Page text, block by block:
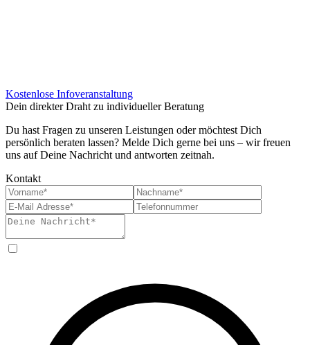
Kostenlose Infoveranstaltung
Dein direkter Draht zu individueller Beratung
Du hast Fragen zu unseren Leistungen oder möchtest Dich
persönlich beraten lassen? Melde Dich gerne bei uns – wir freuen
uns auf Deine Nachricht und antworten zeitnah.
Kontakt